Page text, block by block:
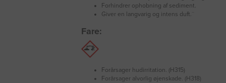
Forhindrer ophobning af sediment.
Giver en langvarig og intens duft.¨
Fare:
Forårsager hudirritation. (H315)
Forårsager alvorlig øjenskade. (H318)